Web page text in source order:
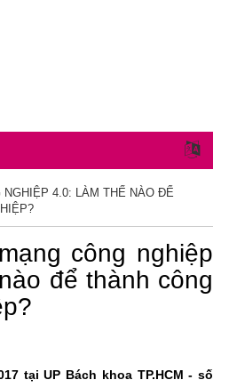
NGHIỆP 4.0: LÀM THẾ NÀO ĐỂ
công nghiệp
để thành công
tại UP Bách khoa TP.HCM - số